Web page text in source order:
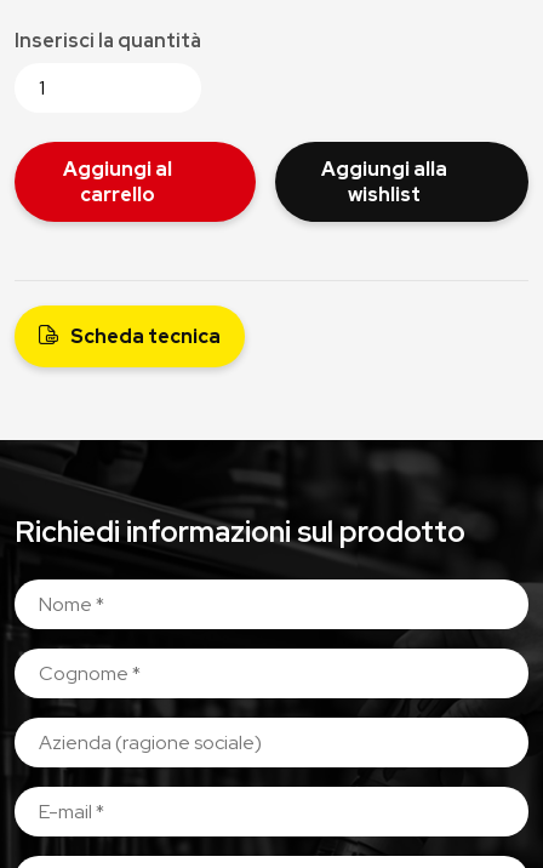
Inserisci la quantità
Aggiungi al
carrello
Aggiungi alla
wishlist
Scheda tecnica
Richiedi informazioni sul prodotto